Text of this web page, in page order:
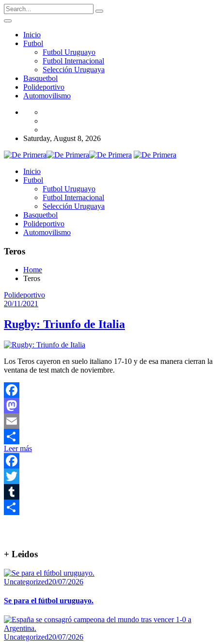
Inicio
Futbol
Futbol Uruguayo
Futbol Internacional
Selección Uruguaya
Basquetbol
Polideportivo
Automovilismo
Saturday, August 8, 2026
Inicio
Futbol
Futbol Uruguayo
Futbol Internacional
Selección Uruguaya
Basquetbol
Polideportivo
Automovilismo
Teros
Home
Teros
Polideportivo
20/11/2021
Rugby: Triunfo de Italia
Los Teros cayeron en suelo italiano 17-10 y de esa manera cierran la
ventana de test match de noviembre.
Facebook
Mastodon
Email
Compartir
Leer más
Facebook
Twitter
Tumblr
+ Leidos
Uncategorized20/07/2026
Se para el fútbol uruguayo.
Uncategorized20/07/2026